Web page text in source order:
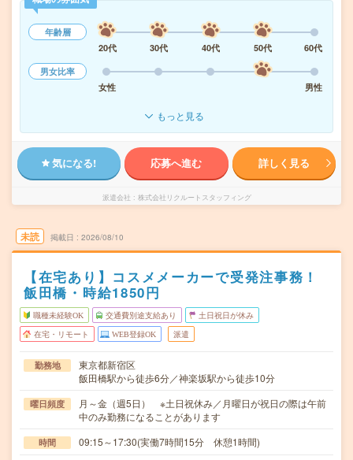
年齢層
20代
30代 40代 50代
60代
男女比率
女性
男性
もっと見る
気になる! 応募へ進む 詳しく見る
派遣会社 株式会社リクルートスタッフィング
未読 掲載日 2026/08/10
【在宅あり】コスメメーカーで受発注事務！
飯田橋・時給1850円
職種未経験OK 交通費別途支給あり 土日祝日が休み
在宅・リモート WEB登録OK 派遣
勤務地
東京都新宿区
飯田橋駅から徒歩6分／神楽坂駅から徒歩10分
曜日頻度
月～金（週5日） ※土日祝休み／月曜日が祝日の際は午前
中のみ勤務になることがあります
時間 09:15～17:30(実働7時間15分 休憩1時間)